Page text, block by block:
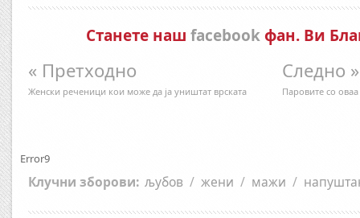
Станете наш facebookфан. Ви
« Претходно
Женски реченици кои може да ја уништат врската
Следно »
Паровите со
Error9
Клучни зборови: љубов / жени / мажи /